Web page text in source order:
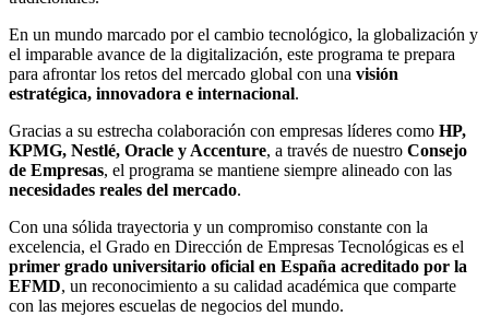
En un mundo marcado por el cambio tecnológico, la globalización y
el imparable avance de la digitalización, este programa te prepara
para afrontar los retos del mercado global con una visión
estratégica, innovadora e internacional.
Gracias a su estrecha colaboración con empresas líderes como HP,
KPMG, Nestlé, Oracle y Accenture, a través de nuestro Consejo
de Empresas, el programa se mantiene siempre alineado con las
necesidades reales del mercado.
Con una sólida trayectoria y un compromiso constante con la
excelencia, el Grado en Dirección de Empresas Tecnológicas es el
primer grado universitario oficial en España acreditado por la
EFMD, un reconocimiento a su calidad académica que comparte
con las mejores escuelas de negocios del mundo.